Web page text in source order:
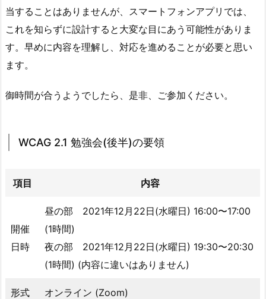
当することはありませんが、スマートフォンアプリでは、
これを知らずに設計すると大変な目にあう可能性がありま
す。早めに内容を理解し、対応を進めることが必要と思い
ます。
御時間が合うようでしたら、是非、ご参加ください。
WCAG 2.1 勉強会(後半)の要領
項目 内容
開催
日時
昼の部 2021年12月22日(水曜日) 16:00〜17:00
(1時間)
夜の部 2021年12月22日(水曜日) 19:30〜20:30
(1時間) (内容に違いはありません)
形式 オンライン (Zoom)